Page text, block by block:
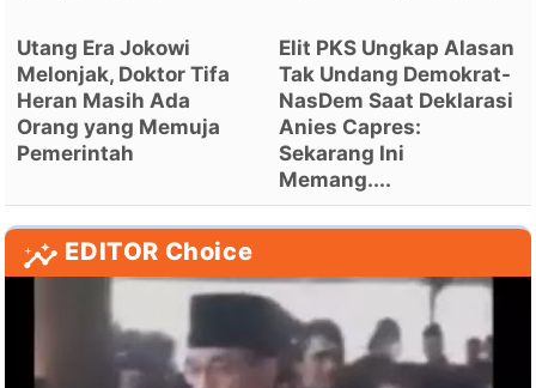
Utang Era Jokowi
Melonjak, Doktor Tifa
Heran Masih Ada
Orang yang Memuja
Pemerintah
Elit PKS Ungkap Alasan
Tak Undang Demokrat-
NasDem Saat Deklarasi
Anies Capres:
Sekarang Ini
Memang....
EDITOR Choice